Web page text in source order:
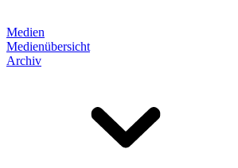
Medien
Medienübersicht
Archiv